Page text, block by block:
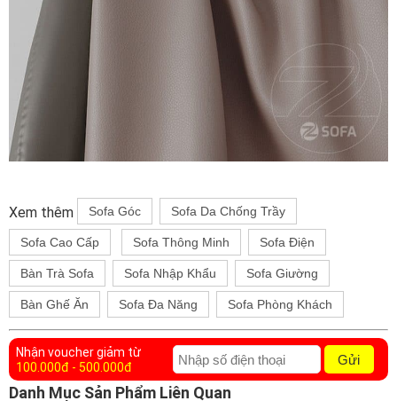
Xem thêm Sofa Góc Sofa Da Chống Trầy
Sofa Cao Cấp Sofa Thông Minh Sofa Điện
Bàn Trà Sofa Sofa Nhập Khẩu Sofa Giường
Bàn Ghế Ăn Sofa Đa Năng Sofa Phòng Khách
Nhận voucher giảm từ
100.000đ - 500.000đ
Gửi
Danh Mục Sản Phẩm Liên Quan